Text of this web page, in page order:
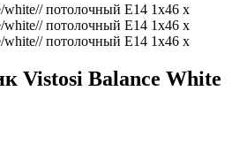
Vistosi Balance White